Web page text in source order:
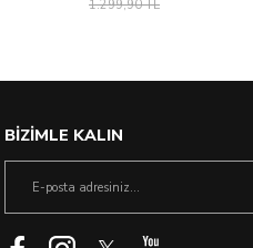
1.299,90 TL
BİZİMLE KALIN